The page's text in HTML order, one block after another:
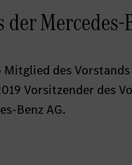
Mercedes-
Mitglied des
Vorsitzender des
Benz AG.